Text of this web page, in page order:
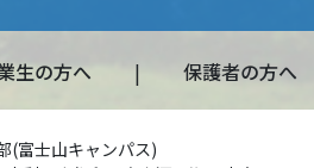
生の方へ 保護者の方へ
(富士山キャンパス)